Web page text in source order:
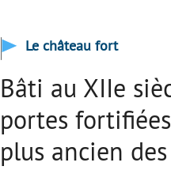
Le château fort
Bâti au XIIe
portes
plus ancien